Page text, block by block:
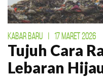
KABAR BARU | 17 MARET 2026
Tujuh Cara
Lebaran